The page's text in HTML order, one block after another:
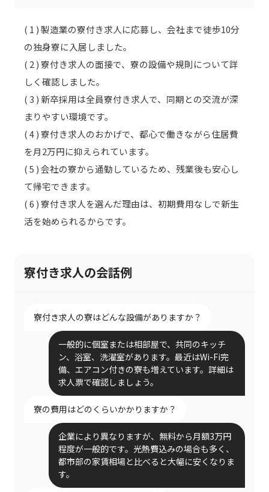
( 1 ) 製造業の寮付き求人に応募し、会社まで徒歩10分
の独身寮に入居しました。
( 2 ) 寮付き求人の面接で、寮の設備や規則について詳
しく確認しました。
( 3 ) 新卒採用は全員寮付き求人で、同期との交流が深
まりやすい環境です。
( 4 ) 寮付き求人のおかげで、都心で働きながら住居費
を月2万円に抑えられています。
( 5 ) 会社の寮から通勤しているため、残業後も安心し
て帰宅できます。
( 6 ) 寮付き求人を選んだ理由は、初期費用なしで新生
活を始められるからです。
寮付き求人の会話例
寮付き求人の寮はどんな設備がありますか？
一般的に個室または相部屋で、共同のキッチ
ン、浴室、洗濯室があります。最近はWi-Fi完
備、エアコン付きの寮も増えています。詳細は
求人票で確認しましょう。
寮の費用はどのくらいかかりますか？
企業により異なりますが、無料から月額3万円
程度が一般的です。光熱費込みの場合も多く、
都市部の家賃相場と比べると大幅に安くなりま
す。